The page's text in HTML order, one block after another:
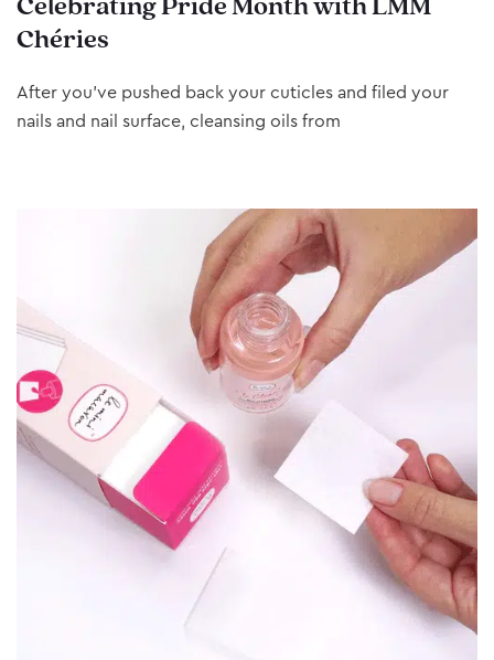
Celebrating Pride Month with LMM
Chéries
After you’ve pushed back your cuticles and filed your
nails and nail surface, cleansing oils from